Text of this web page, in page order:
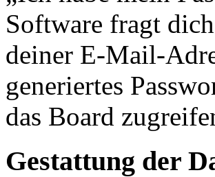
Software fragt
deiner E-Mail-
generiertes
das Board
Gestattung der